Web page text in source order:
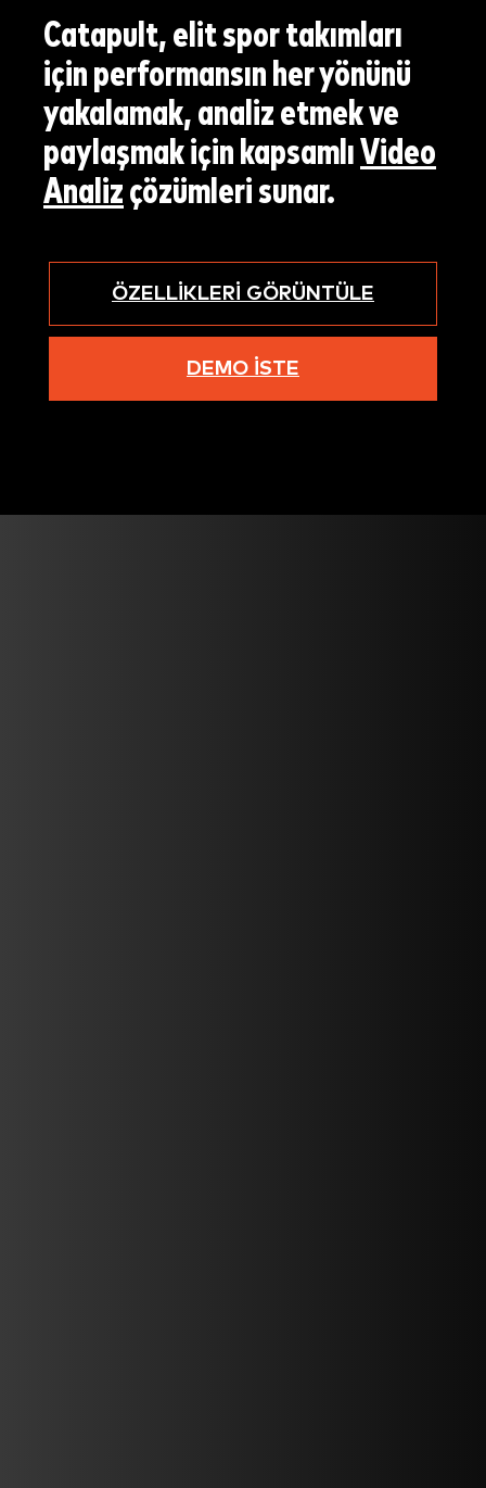
Catapult, elit spor takımları
için performansın her yönünü
yakalamak, analiz etmek ve
paylaşmak için kapsamlıVideo
Analiz çözümleri sunar.
ÖZELLIKLERI GÖRÜNTÜLE
DEMO İSTE